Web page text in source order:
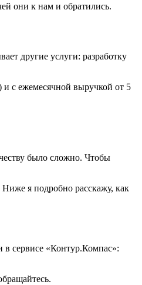
они к нам и обратились.
другие услуги: разработку
и с ежемесячной выручкой от 5
было сложно. Чтобы
я подробно расскажу, как
сервисе «Контур.Компас»: